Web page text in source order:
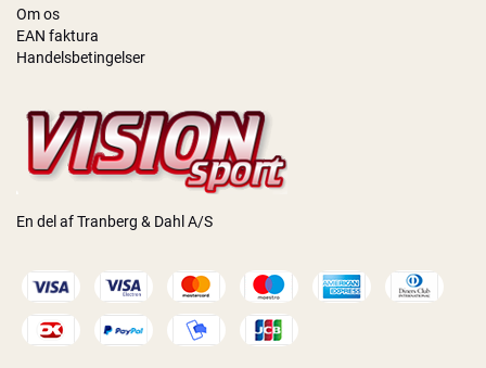
Om os
EAN faktura
Handelsbetingelser
En del af Tranberg & Dahl A/S